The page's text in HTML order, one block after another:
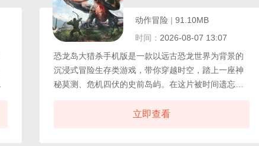
动作冒险 | 91.10MB
时间： 2026-08-07 13:07
恐龙岛大猎杀手机版是一款以远古恐龙世界为背景的
沉浸式冒险生存类游戏，带你穿越时空，踏上一座神
秘莫测、危机四伏的史前岛屿。在这片被时间遗忘的
湿地交错分布，栖息着种类繁多的史前巨兽，从迅猛
立即查看